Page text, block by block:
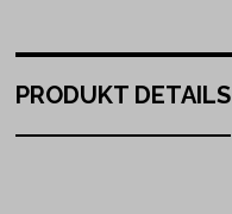
PRODUKT DETAILS